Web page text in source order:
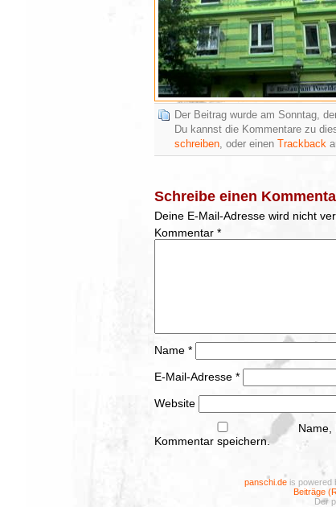
Der Beitrag wurde am Sonntag,
Du kannst die Kommentare zu
schreiben, oder einen Trackback
Schreibe einen
Deine E-Mail-Adresse wird nicht
Kommentar *
Name *
E-Mail-Adresse *
Website
Name,
Kommentar speichern.
panschi.deis powered
Beiträge
Der